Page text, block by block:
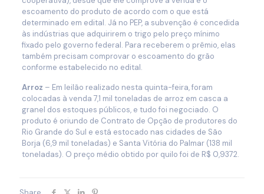
escoamento do produto de acordo com o que está
determinado em edital. Já no PEP, a subvenção é concedida
às indústrias que adquirirem o trigo pelo preço mínimo
fixado pelo governo federal. Para receberem o prêmio, elas
também precisam comprovar o escoamento do grão
conforme estabelecido no edital.
Arroz – Em leilão realizado nesta quinta-feira, foram
colocadas à venda 7,1 mil toneladas de arroz em casca a
granel dos estoques públicos, e tudo foi negociado. O
produto é oriundo de Contrato de Opção de produtores do
Rio Grande do Sul e está estocado nas cidades de São
Borja (6,9 mil toneladas) e Santa Vitória do Palmar (138 mil
toneladas). O preço médio obtido por quilo foi de R$ 0,9372.